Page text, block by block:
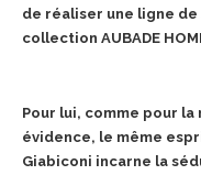
de réaliser une ligne
collection AUBADE
Pour lui, comme pour
évidence, le même
Giabiconi incarne la